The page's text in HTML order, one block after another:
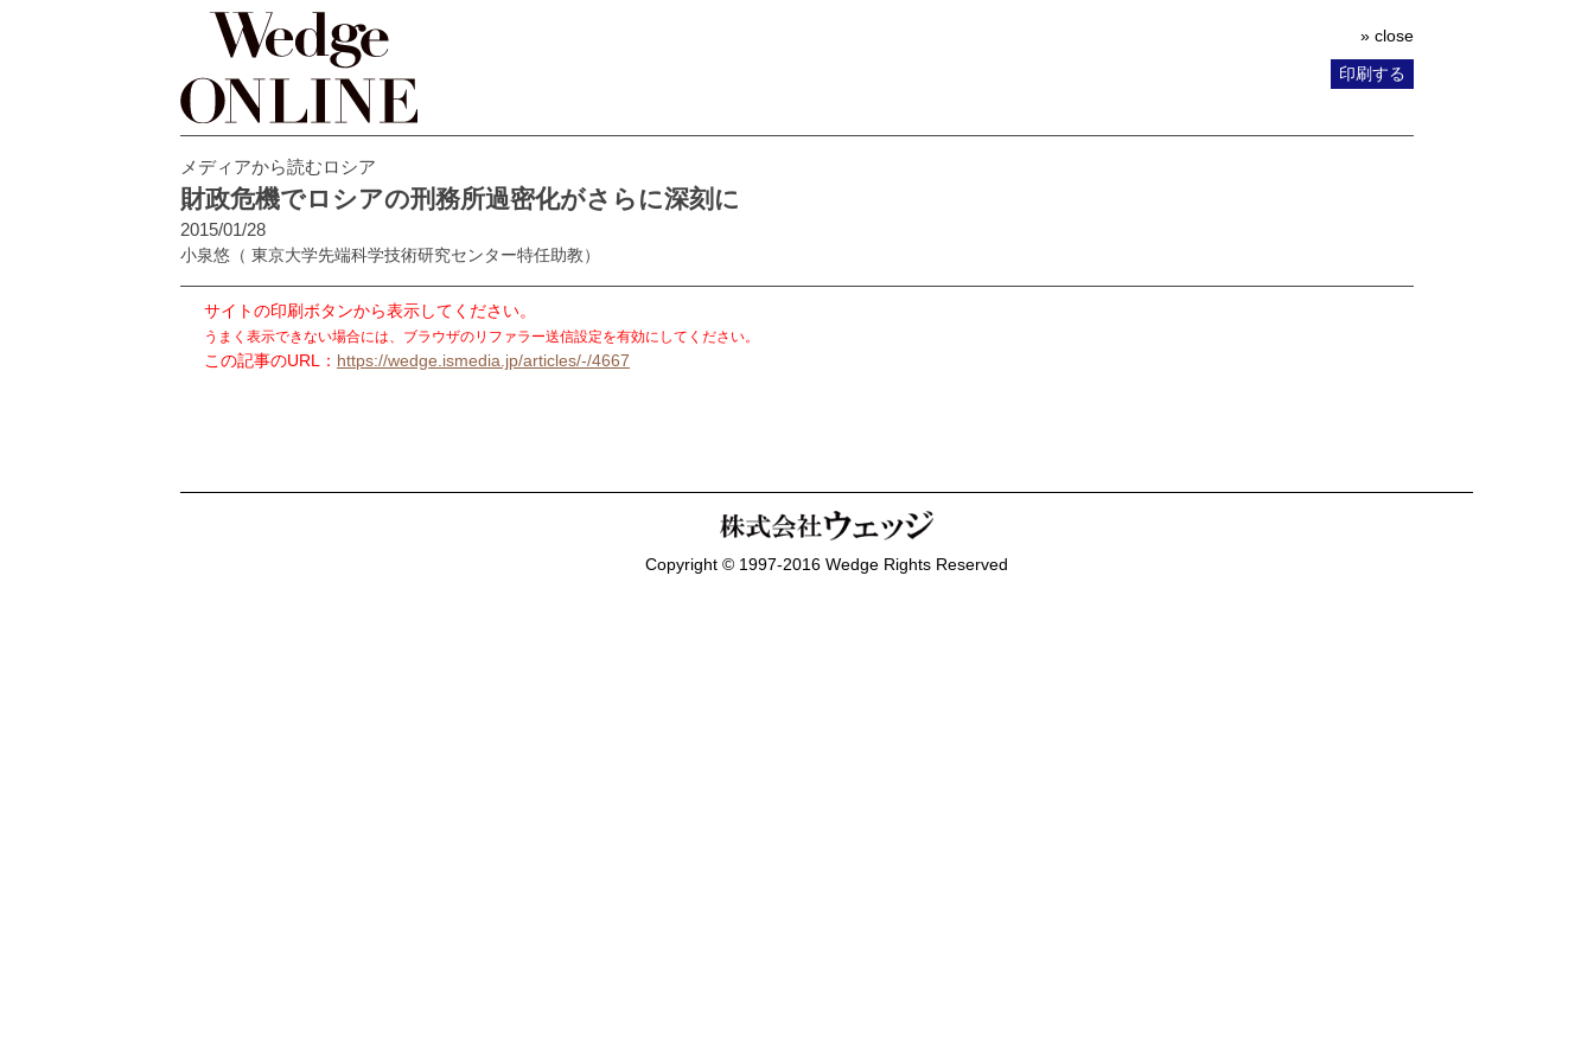
» close
印刷する
メディアから読むロシア
財政危機でロシアの刑務所過密化がさらに深刻に
2015/01/28
小泉悠 （ 東京大学先端科学技術研究センター特任助教）
サイトの印刷ボタンから表示してください。
うまく表示できない場合には、ブラウザのリファラー送信設定を有効にしてください。
この記事のURL： https://wedge.ismedia.jp/articles/-/4667
Copyright © 1997-2016 Wedge Rights Reserved